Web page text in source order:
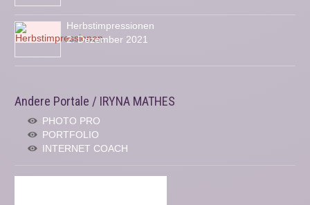
Herbstimpressionen
2. Dezember 2021
Andere Portale / IRYNA MATHES
PHOTO PRO
PORTFOLIO
INTERNET COACH